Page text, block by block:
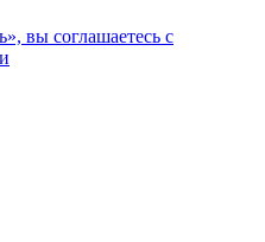
вы соглашаетесь с